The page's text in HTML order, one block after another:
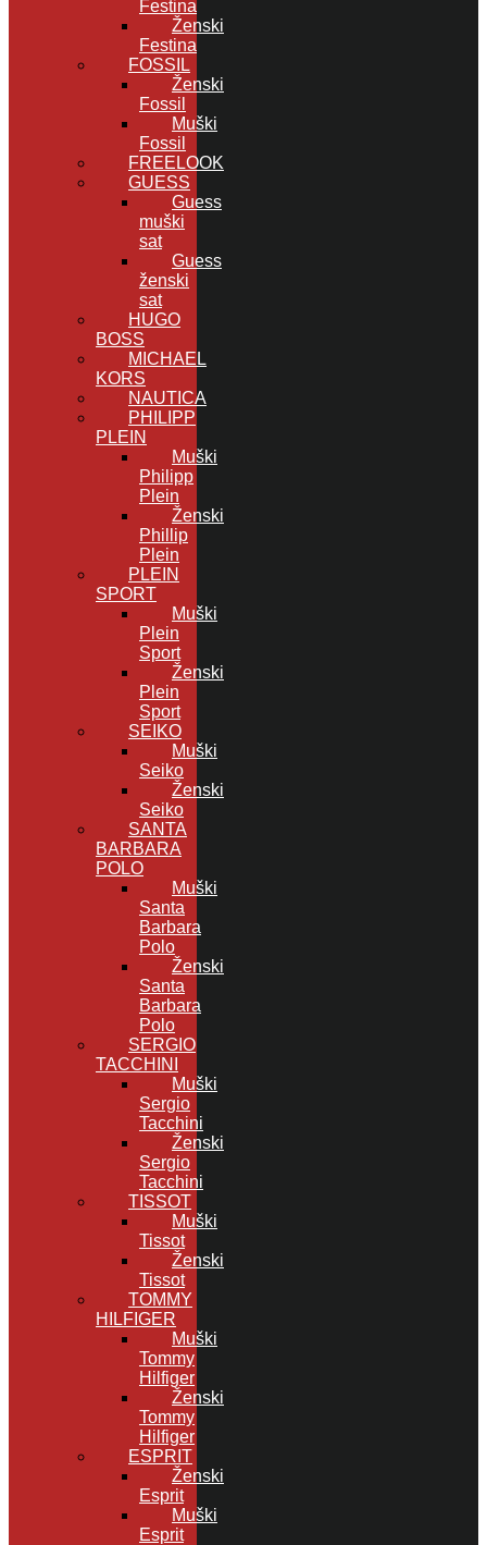
Festina
Ženski
Festina
FOSSIL
Ženski
Fossil
Muški
Fossil
FREELOOK
GUESS
Guess
muški
sat
Guess
ženski
sat
HUGO
BOSS
MICHAEL
KORS
NAUTICA
PHILIPP
PLEIN
Muški
Philipp
Plein
Ženski
Phillip
Plein
PLEIN
SPORT
Muški
Plein
Sport
Ženski
Plein
Sport
SEIKO
Muški
Seiko
Ženski
Seiko
SANTA
BARBARA
POLO
Muški
Santa
Barbara
Polo
Ženski
Santa
Barbara
Polo
SERGIO
TACCHINI
Muški
Sergio
Tacchini
Ženski
Sergio
Tacchini
TISSOT
Muški
Tissot
Ženski
Tissot
TOMMY
HILFIGER
Muški
Tommy
Hilfiger
Ženski
Tommy
Hilfiger
ESPRIT
Ženski
Esprit
Muški
Esprit